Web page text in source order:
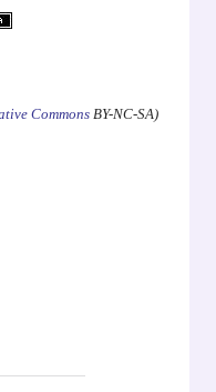
CommonsBY-NC-SA)